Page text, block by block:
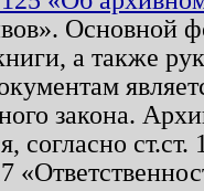
Основной
а также
закона.
согласно